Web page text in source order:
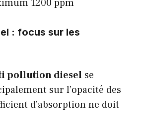
1200 ppm
: focus sur les
pollution diesel se
sur l’opacité des
d’absorption ne doit